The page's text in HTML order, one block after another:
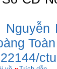
Nguyễn
Toàn